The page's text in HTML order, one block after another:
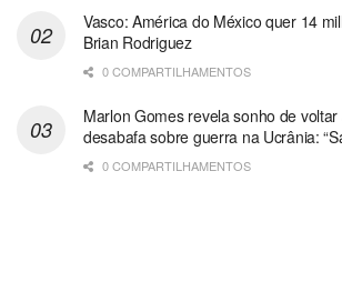
Vasco: América do México quer 14
Brian Rodriguez
0 COMPARTILHAMENTOS
Marlon Gomes revela sonho de voltar
desabafa sobre guerra na Ucrânia:
0 COMPARTILHAMENTOS